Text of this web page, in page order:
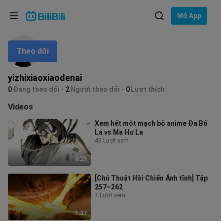
Mở App
yizhixiaoxiaodenai
0Đang theo dõi 2 Người theo dõi 0 Lượt thích
Theo dõi
Videos
8:29
Xem hết một mạch bộ anime Đa Bố
La vs Ma Hư La
49 Lượt xem
1:37
[Chú Thuật Hồi Chiến Ảnh tĩnh] Tập
257–262
7 Lượt xem
Ngôn ngữ: Tiếng Việt
Lựa chọn ngôn ngữ
English
ภาษาไทย
Tiếng Việt
Bahasa Melayu